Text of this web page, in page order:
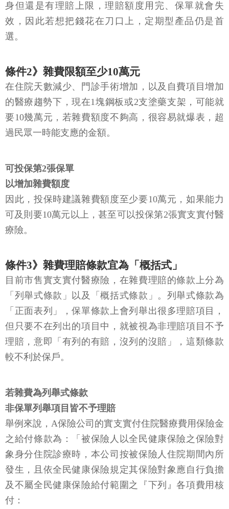
身但還是有理賠上限，理賠額度用完、保單就會失
效，因此若想把錢花在刀口上，定期型產品仍是首
選。
條件2》雜費限額至少10萬元
在住院天數減少、門診手術增加，以及自費項目增加
的醫療趨勢下，現在1塊鋼板或2支塗藥支架，可能就
要10幾萬元，若雜費額度不夠高，很容易就爆表，超
過民眾一時能支應的金額。
可投保第2張保單
以增加雜費額度
因此，投保時建議雜費額度至少要10萬元，如果能力
可及則要10萬元以上，甚至可以投保第2張實支實付醫
療險。
條件3》雜費理賠條款宜為「概括式」
目前市售實支實付醫療險，在雜費理賠的條款上分為
「列舉式條款」以及「概括式條款」。列舉式條款為
「正面表列」，保單條款上會列舉出很多理賠項目，
但只要不在列出的項目中，就被視為非理賠項目不予
理賠，意即「有列的有賠，沒列的沒賠」，這類條款
較不利於保戶。
若雜費為列舉式條款
非保單列舉項目皆不予理賠
舉例來說，A保險公司的實支實付住院醫療費用保險金
之給付條款為：「被保險人以全民健康保險之保險對
象身分住院診療時，本公司按被保險人住院期間內所
發生，且依全民健康保險規定其保險對象應自行負擔
及不屬全民健康保險給付範圍之『下列』各項費用核
付：